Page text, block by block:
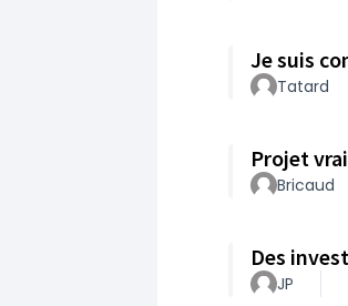
Je suis
Tatard
Projet
Bricaud
Des
JP